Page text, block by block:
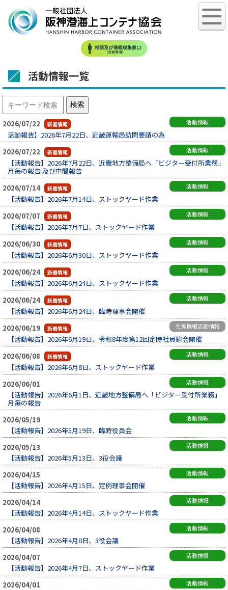
活動情報一覧
2026/07/22 活動情報
活動報告】2026年7月22日、近畿運輸局訪問要請の為
2026/07/22
活動情報
【活動報告】2026年7月22日、近畿地方整備局へ「ビジター受付所業務」
月毎の報告 及び中間報告
2026/07/14
活動情報
【活動報告】2026年7月14日、ストックヤード作業
2026/07/07
活動情報
【活動報告】2026年7月7日、ストックヤード作業
2026/06/30
活動情報
【活動報告】2026年6月30日、ストックヤード作業
2026/06/24
活動情報
【活動報告】2026年6月24日、ストックヤード作業
2026/06/24
活動情報
【活動報告】2026年6月24日、臨時理事会開催
2026/06/19
会員情報活動情報
【活動報告】2026年6月19日、令和8年度第12回定時社員総会開催
2026/06/08
活動情報
【活動報告】2026年6月8日、ストックヤード作業
2026/06/01
活動情報
【活動報告】2026年6月1日、近畿地方整備局へ「ビジター受付所業務」
月毎の報告
2026/05/19
活動情報
【活動報告】2026年5月19日、臨時役員会
2026/05/13
活動情報
【活動報告】2026年5月13日、3役会議
2026/04/15
活動情報
【活動報告】2026年4月15日、定例理事会開催
2026/04/14
活動情報
【活動報告】2026年4月14日、ストックヤード作業
2026/04/08
活動情報
【活動報告】2026年4月8日、3役会議
2026/04/07
活動情報
【活動報告】2026年4月7日、ストックヤード作業
2026/04/01
活動情報